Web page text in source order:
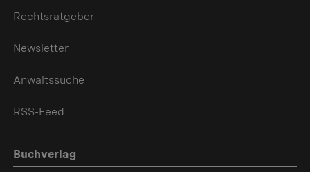
Rechtsratgeber
Newsletter
Anwaltssuche
RSS-Feed
Buchverlag